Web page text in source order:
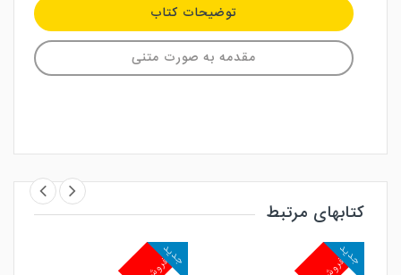
توضیحات کتاب
مقدمه به صورت متنی
کتابهای مرتبط
پرفروش
جدید پرفروش
جدید